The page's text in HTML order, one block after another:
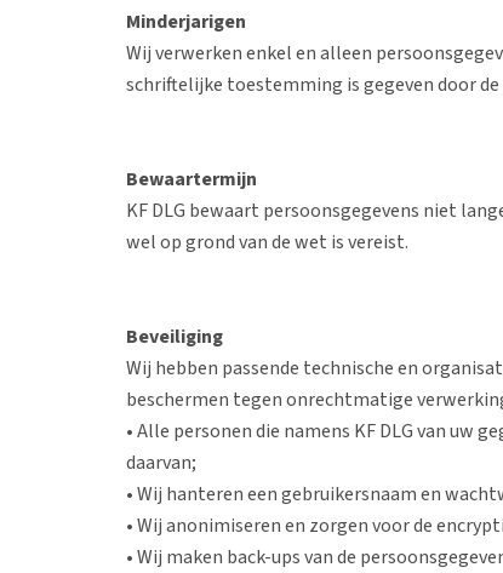
Minderjarigen
Wij verwerken enkel en alleen
schriftelijke toestemming is gegeven door
Bewaartermijn
KF DLG bewaart persoonsgegevens niet
wel op grond van de wet is vereist.
Beveiliging
Wij hebben passende technische en
beschermen tegen onrechtmatige
• Alle personen die namens KF DLG van uw
daarvan;
• Wij hanteren een gebruikersnaam en
• Wij anonimiseren en zorgen voor de
• Wij maken back-ups van de